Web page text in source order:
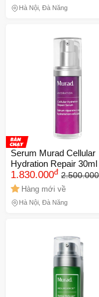
Hà Nội, Đà Nẵng
Serum Murad Cellular
Hydration Repair 30ml
(Chính hãng)
1.830.000đ 2.500.000
Hàng mới về
Hà Nội, Đà Nẵng